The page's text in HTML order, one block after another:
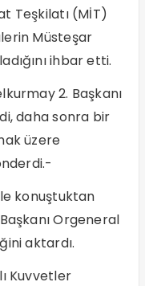
Teşkilatı (MİT)
Müsteşar
ihbar etti.
2. Başkanı
daha sonra bir
üzere
konuştuktan
Orgeneral
aktardı.
Kuvvetler